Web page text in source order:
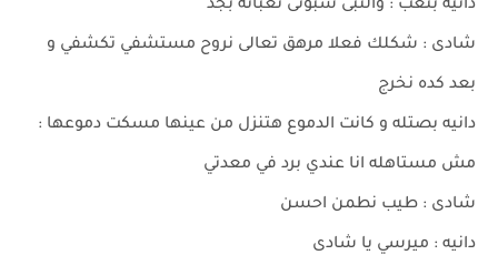
دانيه بتعب : والنبى سبونى تعبانه بجد
شادى : شكلك فعلا مرهق تعالى نروح مستشفي تكشفي و
بعد كده نخرج
دانيه بصتله و كانت الدموع هتنزل من عينها مسكت دموعها :
مش مستاهله انا عندي برد في معدتي
شادى : طيب نطمن احسن
دانيه : ميرسي يا شادى